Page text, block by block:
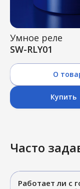
SW-RLY01
Умное реле
О
Купить
Я.Маркет
Часто
Работает ли с